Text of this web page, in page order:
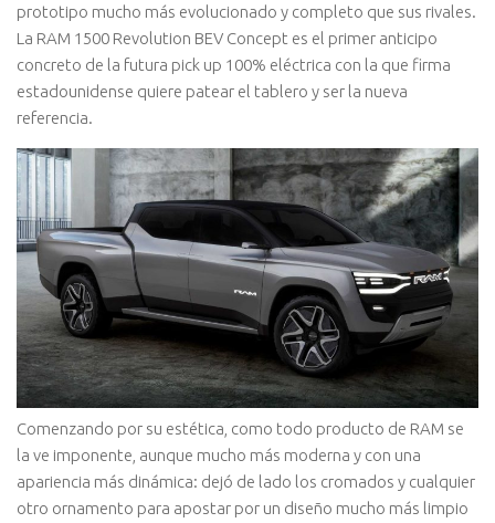
prototipo mucho más evolucionado y completo que sus rivales.
La RAM 1500 Revolution BEV Concept es el primer anticipo
concreto de la futura pick up 100% eléctrica con la que firma
estadounidense quiere patear el tablero y ser la nueva
referencia.
Comenzando por su estética, como todo producto de RAM se
la ve imponente, aunque mucho más moderna y con una
apariencia más dinámica: dejó de lado los cromados y cualquier
otro ornamento para apostar por un diseño mucho más limpio